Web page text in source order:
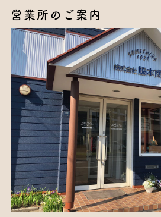
営業所のご案内